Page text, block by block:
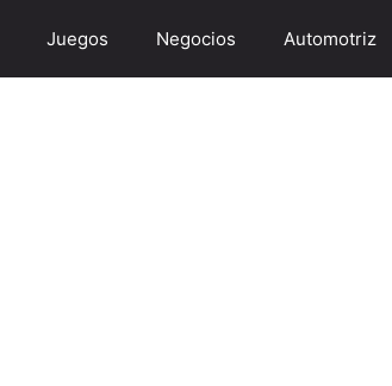
Juegos Negocios Automotriz